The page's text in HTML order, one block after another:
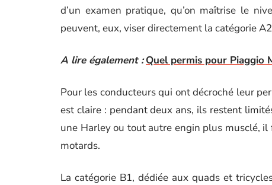
d’un examen pratique, qu’on maîtrise le
peuvent, eux, viser directement la catégorie
A lire également : Quel permis pour Piaggio
Pour les conducteurs qui ont décroché leur
est claire : pendant deux ans, ils restent
une Harley ou tout autre engin plus musclé,
motards.
La catégorie B1, dédiée aux quads et